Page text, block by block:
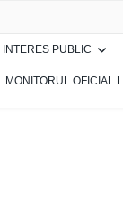
PUBLIC
MONITORUL OFICIAL